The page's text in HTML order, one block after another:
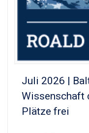
Juli 2026 |
Wissenschaft
Plätze frei